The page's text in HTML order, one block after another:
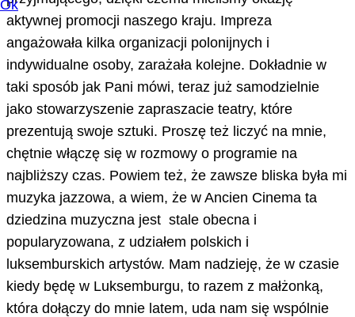
aktywnej promocji naszego kraju. Impreza
angażowała kilka organizacji polonijnych i
indywidualne osoby, zarażała kolejne. Dokładnie w
taki sposób jak Pani mówi, teraz już samodzielnie
jako stowarzyszenie zapraszacie teatry, które
prezentują swoje sztuki. Proszę też liczyć na mnie,
chętnie włączę się w rozmowy o programie na
najbliższy czas. Powiem też, że zawsze bliska była mi
muzyka jazzowa, a wiem, że w Ancien Cinema ta
dziedzina muzyczna jest stale obecna i
popularyzowana, z udziałem polskich i
luksemburskich artystów. Mam nadzieję, że w czasie
kiedy będę w Luksemburgu, to razem z małżonką,
która dołączy do mnie latem, uda nam się wspólnie
Ok